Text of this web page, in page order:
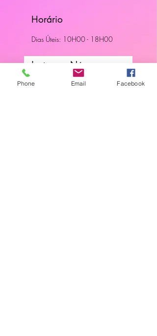
Horário
Dias Úteis: 10H00 - 18H00
Junte-se a Nós
Phone Email Facebook